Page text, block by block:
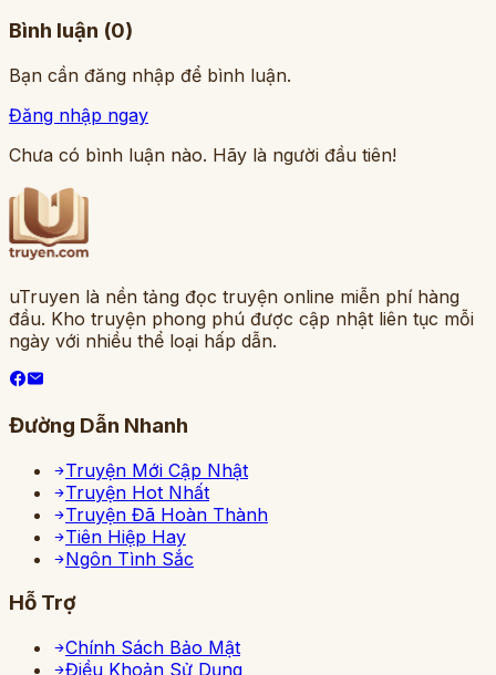
Bình luận (0)
Bạn cần đăng nhập để bình luận.
Đăng nhập ngay
Chưa có bình luận nào. Hãy là người đầu tiên!
uTruyen là nền tảng đọc truyện online miễn phí hàng
đầu. Kho truyện phong phú được cập nhật liên tục mỗi
ngày với nhiều thể loại hấp dẫn.
Đường Dẫn Nhanh
Truyện Mới Cập Nhật
Truyện Hot Nhất
Truyện Đã Hoàn Thành
Tiên Hiệp Hay
Ngôn Tình Sắc
Hỗ Trợ
Chính Sách Bảo Mật
Điều Khoản Sử Dụng